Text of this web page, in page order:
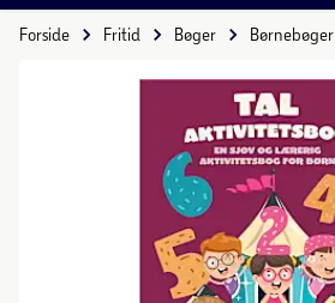
Forside Fritid Bøger Børnebøger